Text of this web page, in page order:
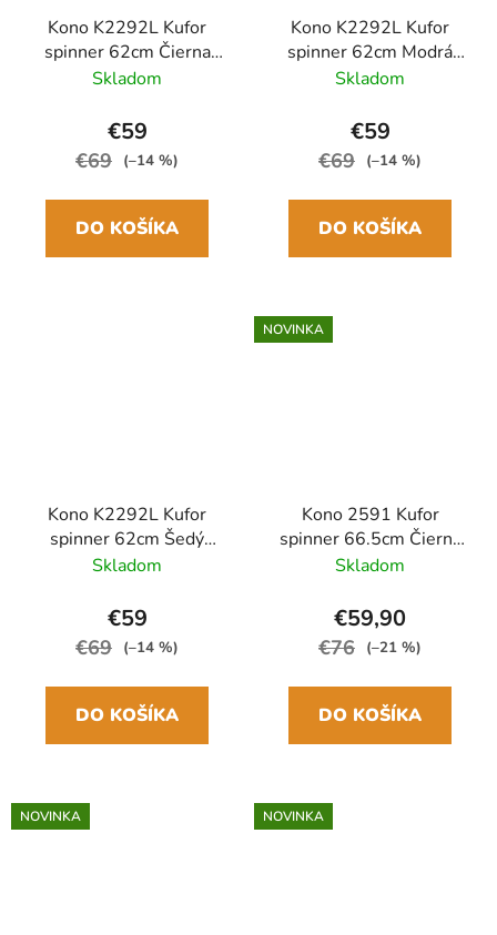
Kono K2292L Kufor
spinner 62cm Čierna
ABS
Skladom
€59
€69 (–14 %)
DO KOŠÍKA
Kono K2292L Kufor
spinner 62cm Modrá
ABS
Skladom
€59
€69 (–14 %)
DO KOŠÍKA
Kono K2292L Kufor
spinner 62cm Šedý
ABS
Skladom
€59
€69 (–14 %)
DO KOŠÍKA
NOVINKA
Kono 2591 Kufor
spinner 66.5cm Čierna
Polypropylén
Skladom
€59,90
€76 (–21 %)
DO KOŠÍKA
NOVINKA NOVINKA